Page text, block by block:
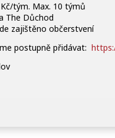
tým. Max. 10 týmů
The Důchod
zajištěno občerstvení
postupně přidávat: